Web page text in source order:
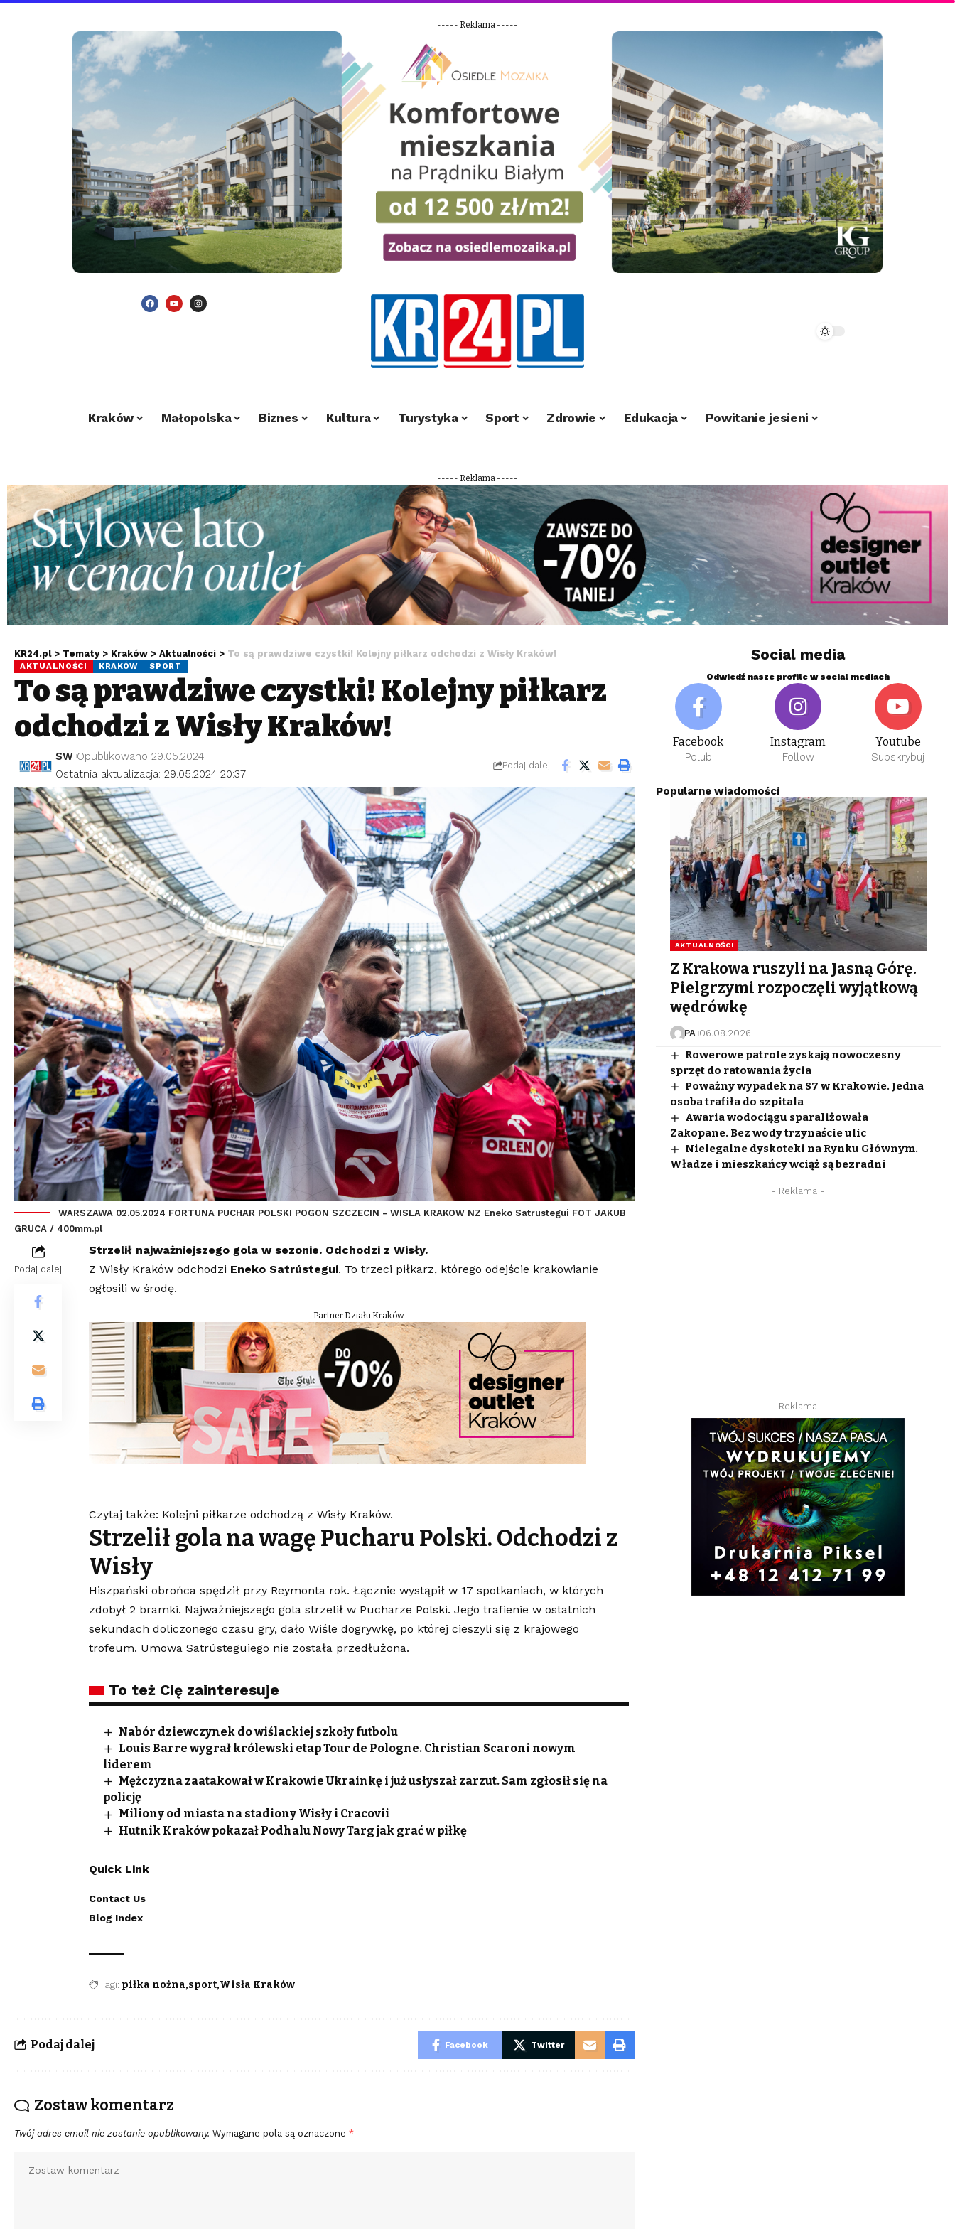
----- Reklama -----
Kraków Małopolska Biznes Kultura Turystyka Sport Zdrowie Edukacja Powitanie jesieni
----- Reklama -----
KR24.pl> Tematy> Kraków > Aktualności > To są prawdziwe czystki! Kolejny piłkarz odchodzi z Wisły Kraków!
AKTUALNOŚCI KRAKÓW SPORT
To są prawdziwe czystki! Kolejny piłkarz
odchodzi z Wisły Kraków!
Ostatnia aktualizacja: 29.05.2024 20:37
SW Opublikowano 29.05.2024
Podaj dalej
WARSZAWA 02.05.2024 FORTUNA PUCHAR POLSKI POGON SZCZECIN - WISLA KRAKOW NZ Eneko Satrustegui FOT JAKUB
GRUCA / 400mm.pl
Podaj dalej
Strzelił najważniejszego gola w sezonie. Odchodzi z Wisły.
Z Wisły Kraków odchodzi Eneko Satrústegui. To trzeci piłkarz, którego odejście krakowianie
ogłosili w środę.
----- Partner Działu Kraków -----
Czytaj także: Kolejni piłkarze odchodzą z Wisły Kraków.
Strzelił gola na wagę Pucharu Polski. Odchodzi z
Wisły
Hiszpański obrońca spędził przy Reymonta rok. Łącznie wystąpił w 17 spotkaniach, w których
zdobył 2 bramki. Najważniejszego gola strzelił w Pucharze Polski. Jego trafienie w ostatnich
sekundach doliczonego czasu gry, dało Wiśle dogrywkę, po której cieszyli się z krajowego
trofeum. Umowa Satrústeguiego nie została przedłużona.
To też Cię zainteresuje
Nabór dziewczynek do wiślackiej szkoły futbolu
Louis Barre wygrał królewski etap Tour de Pologne. Christian Scaroni nowym
liderem
Mężczyzna zaatakował w Krakowie Ukrainkę i już usłyszał zarzut. Sam zgłosił się na
policję
Miliony od miasta na stadiony Wisły i Cracovii
Hutnik Kraków pokazał Podhalu Nowy Targ jak grać w piłkę
Quick Link
Contact Us
Blog Index
Tagi: piłka nożna sport Wisła Kraków
Podaj dalej Facebook Twitter
Zostaw komentarz
Twój adres email nie zostanie opublikowany. Wymagane pola są oznaczone *
Social media
Odwiedź nasze profile w social mediach
Facebook
Polub
Instagram
Follow
Youtube
Subskrybuj
Popularne wiadomości
AKTUALNOŚCI
Z Krakowa ruszyli na Jasną Górę.
Pielgrzymi rozpoczęli wyjątkową
wędrówkę
PA 06.08.2026
Rowerowe patrole zyskają nowoczesny
sprzęt do ratowania życia
Poważny wypadek na S7 w Krakowie. Jedna
osoba trafiła do szpitala
Awaria wodociągu sparaliżowała
Zakopane. Bez wody trzynaście ulic
Nielegalne dyskoteki na Rynku Głównym.
Władze i mieszkańcy wciąż są bezradni
- Reklama -
- Reklama -